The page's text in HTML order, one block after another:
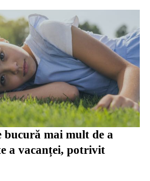
bucură mai mult de a
a vacanței, potrivit